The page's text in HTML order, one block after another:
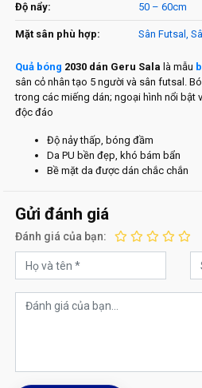
Độ nẩy: 50 – 60cm
Mặt sân phù hợp: Sân Futsal,
Quả bóng 2030 dán Geru Sala là mẫu
sân cỏ nhân tạo 5 người và sân futsal.
trong các miếng dán; ngoại hình nổi bật
độc đáo
Độ nảy thấp, bóng đầm
Da PU bền đẹp, khó bám bẩn
Bề mặt da được dán chắc chắn
Gửi đánh giá
Đánh giá của bạn: